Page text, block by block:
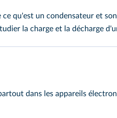
qu'est un condensateur et
la charge et la décharge
dans les appareils